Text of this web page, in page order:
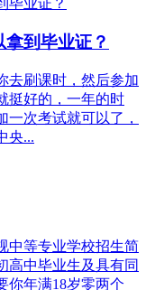
到毕业证？
去刷课时，然后参加
挺好的，一年的时
一次考试就可以了，
央...
中等专业学校招生简
高中毕业生及具有同
你年满18岁零两个